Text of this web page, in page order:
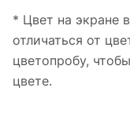
* Цвет на экране
отличаться от
цветопробу,
цвете.